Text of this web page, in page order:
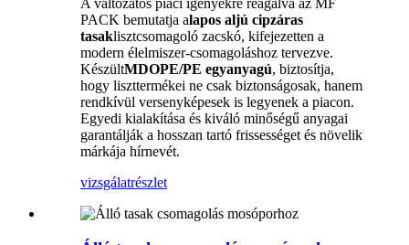
PACK bemutatja alapos aljú cipzáras
tasaklisztcsomagoló zacskó, kifejezetten a
modern élelmiszer-csomagoláshoz tervezve.
KészültMDOPE/PE egyanyagú, biztosítja,
hogy liszttermékei ne csak biztonságosak, hanem
rendkívül versenyképesek is legyenek a piacon.
Egyedi kialakítása és kiváló minőségű anyagai
garantálják a hosszan tartó frissességet és növelik
márkája hírnevét.
vizsgálatrészlet